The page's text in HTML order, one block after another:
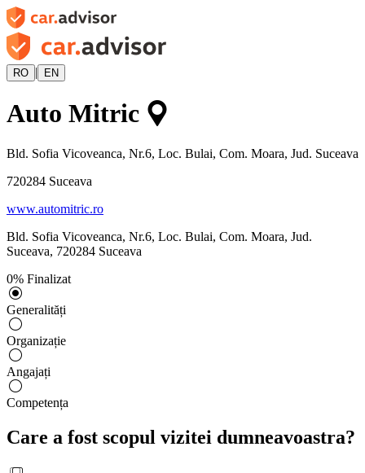
RO | EN
Auto Mitric
Bld. Sofia Vicoveanca, Nr.6, Loc. Bulai, Com. Moara, Jud. Suceava
720284 Suceava
www.automitric.ro
Bld. Sofia Vicoveanca, Nr.6, Loc. Bulai, Com. Moara, Jud.
Suceava, 720284 Suceava
0% Finalizat
Generalități
Organizație
Angajați
Competența
Care a fost scopul vizitei dumneavoastra?